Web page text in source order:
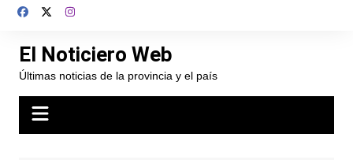
El Noticiero Web
Últimas noticias de la provincia y el país